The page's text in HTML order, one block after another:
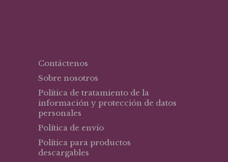
Contáctenos
Sobre nosotros
Política de tratamiento de la
información y protección de datos
personales
Política de envío
Política para productos
descargables